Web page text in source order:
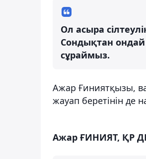
Ол асыра
Сондықтан ондай
сұраймыз.
Ажар Ғиниятқызы,
жауап беретінін де
Ажар ҒИНИЯТ, ҚР